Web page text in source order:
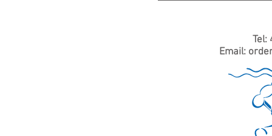
Tel:
Email: